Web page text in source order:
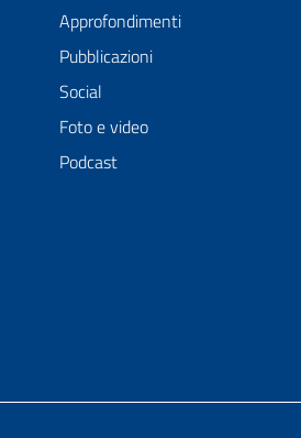
Approfondimenti
Pubblicazioni
Social
Foto e video
Podcast